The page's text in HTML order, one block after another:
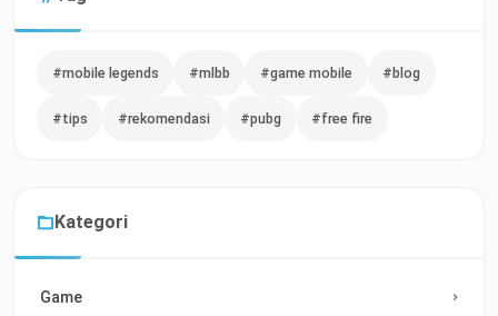
#mobile legends #mlbb #game mobile #blog
#tips #rekomendasi #pubg #free fire
Kategori
Game